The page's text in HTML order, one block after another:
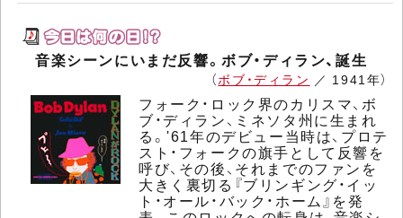
音楽シーンにいまだ反響。ボブ・ディラン、誕生
（ボブ・ディラン ／ 1941年）
フォーク・ロック界のカリスマ、ボ
ブ・ディラン、ミネソタ州に生まれ
る。'61年のデビュー当時は、プロテ
スト・フォークの旗手として反響を
呼び、その後、それまでのファンを
大きく裏切る『ブリンギング・イッ
ト・オール・バック・ホーム』を発